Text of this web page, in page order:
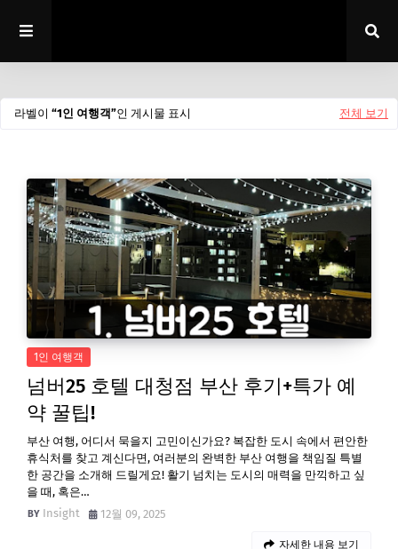
라벨이 1인 여행객 인 게시물 표시 전체 보기
1인 여행객
넘버25 호텔 대청점 부산 후기+특가 예
약 꿀팁!
부산 여행, 어디서 묵을지 고민이신가요? 복잡한 도시 속에서 편안한
휴식처를 찾고 계신다면, 여러분의 완벽한 부산 여행을 책임질 특별
한 공간을 소개해 드릴게요! 활기 넘치는 도시의 매력을 만끽하고 싶
을 때, 혹은…
Insight
12월 09, 2025
자세한 내용 보기